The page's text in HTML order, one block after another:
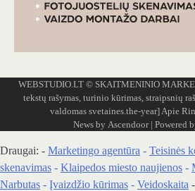
WEBSTUDIO.LT © SKAITMENINIO
tekstų rašymas, turinio kūrimas, straipsnių
valdomas svetaines.the-year] Apie
News by Ascendoor| Powered
Draugai: - Marketingo agentūra - Teisinės
skenavimas - Klaipedos miesto naujienos -
Narbutas - Įvaizdžio kūrimas - Veidoskaita -